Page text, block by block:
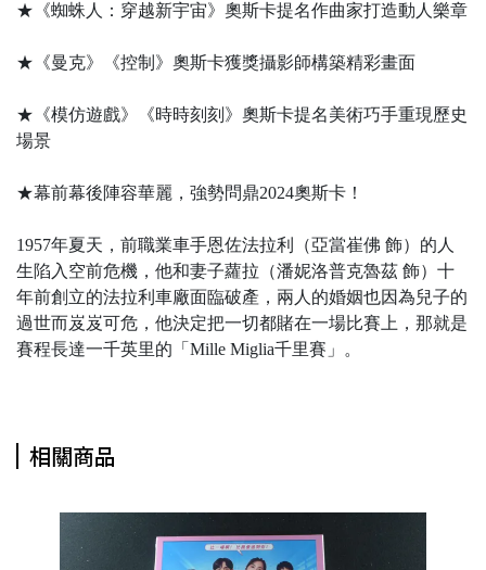
★《蜘蛛人：穿越新宇宙》奧斯卡提名作曲家打造動人樂章
★《曼克》《控制》奧斯卡獲獎攝影師構築精彩畫面
★《模仿遊戲》《時時刻刻》奧斯卡提名美術巧手重現歷史
場景
★幕前幕後陣容華麗，強勢問鼎2024奧斯卡！
1957年夏天，前職業車手恩佐法拉利（亞當崔佛 飾）的人
生陷入空前危機，他和妻子蘿拉（潘妮洛普克魯茲 飾）十
年前創立的法拉利車廠面臨破產，兩人的婚姻也因為兒子的
過世而岌岌可危，他決定把一切都賭在一場比賽上，那就是
賽程長達一千英里的「Mille Miglia千里賽」。
相關商品